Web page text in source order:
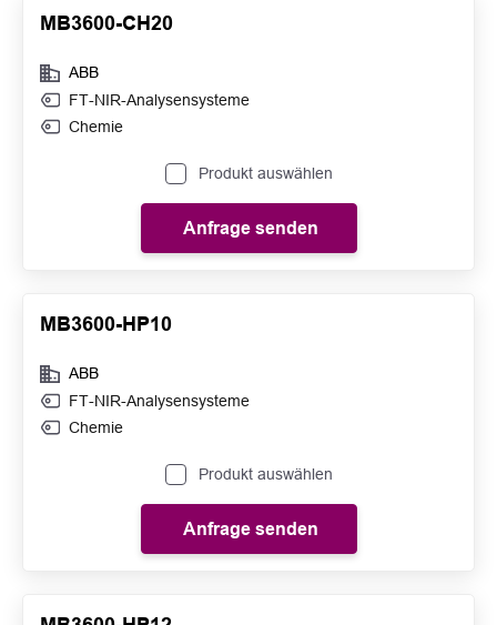
MB3600-CH20
ABB
FT-NIR-Analysensysteme
Chemie
Produkt auswählen
Anfrage senden
MB3600-HP10
ABB
FT-NIR-Analysensysteme
Chemie
Produkt auswählen
Anfrage senden